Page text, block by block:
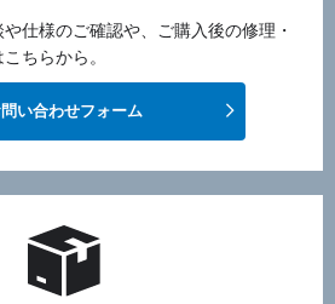
仕様のご確認や、ご購入後の修理・
ちらから。
い合わせフォーム